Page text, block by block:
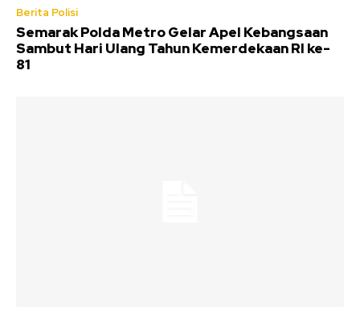
Berita Polisi
Semarak Polda Metro Gelar Apel Kebangsaan
Sambut Hari Ulang Tahun Kemerdekaan RI ke-
81